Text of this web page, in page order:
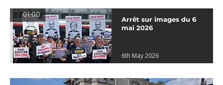
01:00
Arrêt sur images du 6
mai 2026
6th May 2026